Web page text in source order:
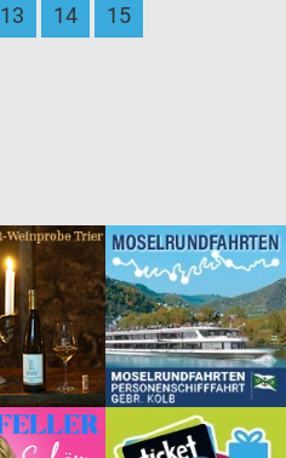
13 14 15